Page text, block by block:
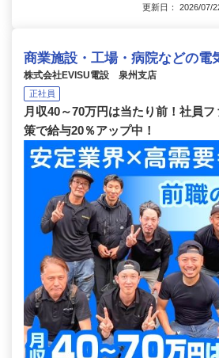
更新日： 2026/07/
商業施設・工場・病院などの電
株式会社EVISU電設 泉州支店
正社員
月収40～70万円は当たり前！社員
策で給与20％アップ中！